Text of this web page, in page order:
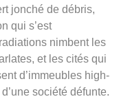
jonché de débris,
qui s’est
nimbent les
et les cités qui
d’immeubles high-
société défunte.